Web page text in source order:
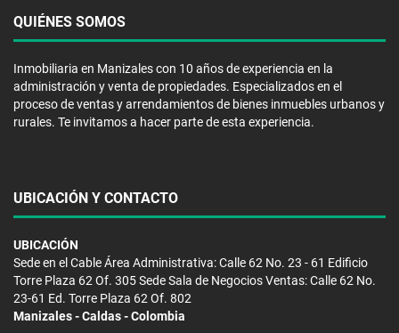
QUIÉNES SOMOS
Inmobiliaria en Manizales con 10 años de experiencia en la
administración y venta de propiedades. Especializados en el
proceso de ventas y arrendamientos de bienes inmuebles urbanos y
rurales. Te invitamos a hacer parte de esta experiencia.
UBICACIÓN Y CONTACTO
UBICACIÓN
Sede en el Cable Área Administrativa: Calle 62 No. 23 - 61 Edificio
Torre Plaza 62 Of. 305 Sede Sala de Negocios Ventas: Calle 62 No.
23-61 Ed. Torre Plaza 62 Of. 802
Manizales - Caldas - Colombia